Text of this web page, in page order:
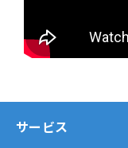
サービス